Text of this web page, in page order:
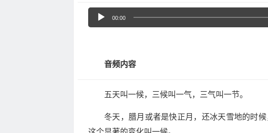
频
00:00
音频内容
五天叫一候，三候叫一气，三气叫一节。
冬天，腊月或者是快正月，还冰天雪地的时